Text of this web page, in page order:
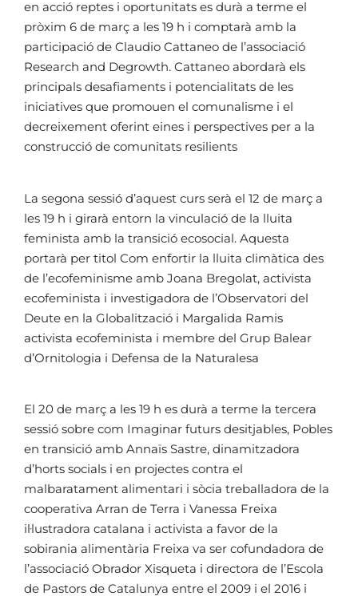
en acció reptes i oportunitats es durà a terme el
pròxim 6 de març a les 19 h i comptarà amb la
participació de Claudio Cattaneo de l’associació
Research and Degrowth. Cattaneo abordarà els
principals desafiaments i potencialitats de les
iniciatives que promouen el comunalisme i el
decreixement oferint eines i perspectives per a la
construcció de comunitats resilients
La segona sessió d’aquest curs serà el 12 de març a
les 19 h i girarà entorn la vinculació de la lluita
feminista amb la transició ecosocial. Aquesta
portarà per titol Com enfortir la lluita climàtica des
de l’ecofeminisme amb Joana Bregolat, activista
ecofeminista i investigadora de l’Observatori del
Deute en la Globalització i Margalida Ramis
activista ecofeminista i membre del Grup Balear
d’Ornitologia i Defensa de la Naturalesa
El 20 de març a les 19 h es durà a terme la tercera
sessió sobre com Imaginar futurs desitjables, Pobles
en transició amb Annaïs Sastre, dinamitzadora
d’horts socials i en projectes contra el
malbaratament alimentari i sòcia treballadora de la
cooperativa Arran de Terra i Vanessa Freixa
il·lustradora catalana i activista a favor de la
sobirania alimentària Freixa va ser cofundadora de
l’associació Obrador Xisqueta i directora de l’Escola
de Pastors de Catalunya entre el 2009 i el 2016 i